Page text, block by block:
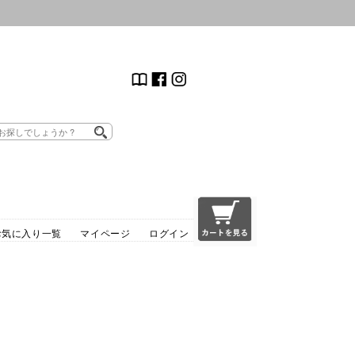
に入り一覧 マイページ ログイン